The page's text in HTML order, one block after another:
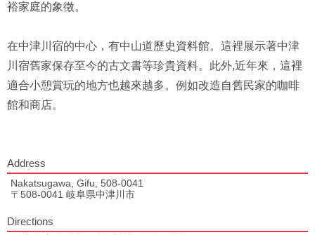
裕家庭的象徵。
在中津川宿的中心，有中山道歷史資料館。這裡展示著中津
川宿舊家保存至今的古文書等珍貴資料。此外,近年來，這裡
適合小憩賞玩的地方也越來越多。例如改造自舊民家的咖啡
館和商店。
Address
Nakatsugawa, Gifu, 508-0041
〒508-0041 岐阜県中津川市
Directions